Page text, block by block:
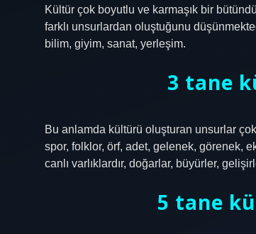
Kültür çok boyutlu ve karmaşık bir
farklı unsurlardan oluştuğunu
bilim, giyim, sanat, yerleşim.
3 tane
Bu anlamda kültürü oluşturan unsurlar
spor, folklor, örf, adet, gelenek, görenek,
canlı varlıklardır, doğarlar, büyürler,
5 tane